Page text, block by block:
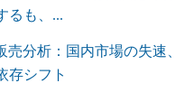
るも、...
売分析：国内市場の失速、
存シフト